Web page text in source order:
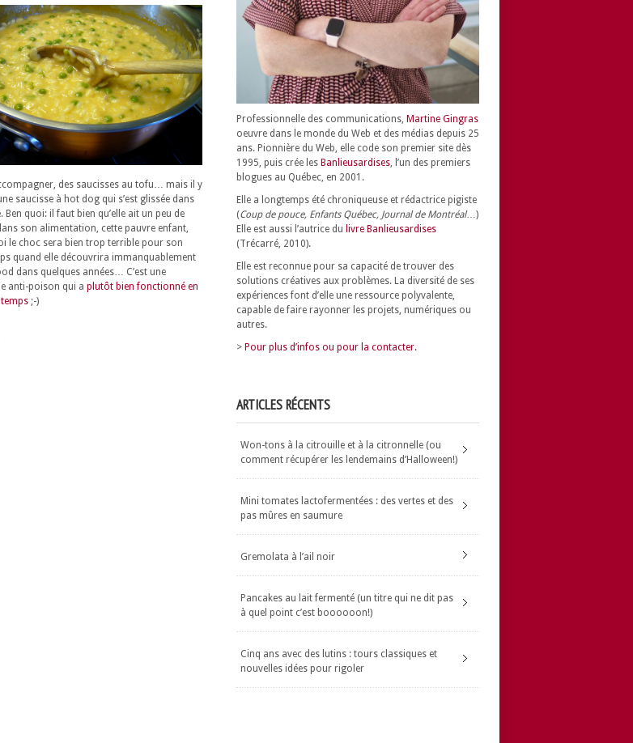
des saucisses au tofu… mais il y
saucisse à hot dog qui s’est glissée dans
Ben quoi: il faut bien qu’elle ait un peu de
son alimentation, cette pauvre enfant,
le choc sera bien trop terrible pour son
quand elle découvrira immanquablement
dans quelques années… C’est une
anti-poison qui a plutôt bien fonctionné en
temps ;-)
Professionnelle des communications, Martine Gingras
oeuvre dans le monde du Web et des médias depuis 25
ans. Pionnière du Web, elle code son premier site dès
1995, puis crée les Banlieusardises , l’un des premiers
blogues au Québec, en 2001.
Elle a longtemps été chroniqueuse et rédactrice pigiste
(Coup de pouce, Enfants Québec, Journal de Montréal…)
Elle est aussi l’autrice du livre Banlieusardises
(Trécarré, 2010).
Elle est reconnue pour sa capacité de trouver des
solutions créatives aux problèmes. La diversité de ses
expériences font d’elle une ressource polyvalente,
capable de faire rayonner les projets, numériques ou
autres.
> Pour plus d’infos ou pour la contacter.
ARTICLES RÉCENTS
Won-tons à la citrouille et à la citronnelle (ou
comment récupérer les lendemains d’Halloween!)
Mini tomates lactofermentées : des vertes et des
pas mûres en saumure
Gremolata à l’ail noir
Pancakes au lait fermenté (un titre qui ne dit pas
à quel point c’est boooooon!)
Cinq ans avec des lutins : tours classiques et
nouvelles idées pour rigoler